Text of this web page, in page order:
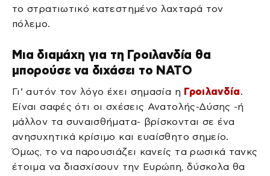
το στρατιωτικό κατεστημένο λαχταρά τον
πόλεμο.
Μια διαμάχη για τη Γροιλανδία θα
μπορούσε να διχάσει το ΝΑΤΟ
Γι’ αυτόν τον λόγο έχει σημασία η Γροιλανδία.
Είναι σαφές ότι οι σχέσεις Ανατολής-Δύσης -ή
μάλλον τα συναισθήματα- βρίσκονται σε ένα
ανησυχητικά κρίσιμο και ευαίσθητο σημείο.
Όμως, το να παρουσιάζει κανείς τα ρωσικά τανκς
έτοιμα να διασχίσουν την Ευρώπη, δύσκολα θα